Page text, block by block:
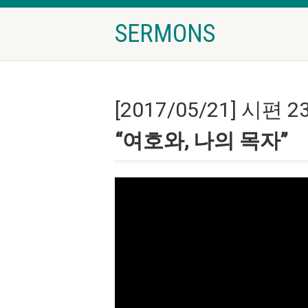
SERMONS
[2017/05/21] 시편
“여호와, 나의 목자”